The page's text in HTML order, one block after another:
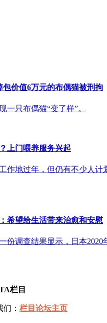
价值6万元的布偶猫被刑拘
一只布偶猫“变了样”。
上门喂养服务兴起
作地过年，但仍有不少人
希望给生活带来治愈和安慰
份调查结果显示，日本
栏目
： 栏目论坛主页